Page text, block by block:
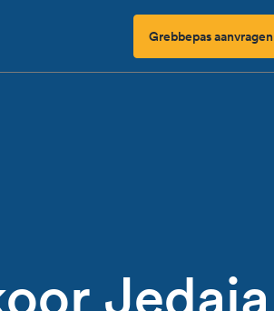
Grebbepas aanvragen
Jedaja